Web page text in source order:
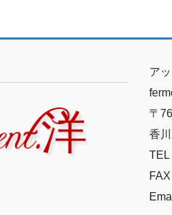
ア
〒
香
TEL